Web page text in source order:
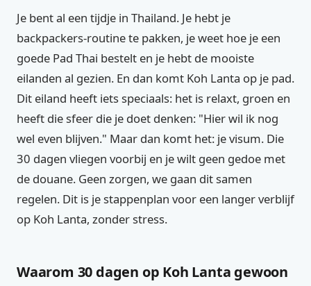
Je bent al een tijdje in Thailand. Je hebt je
backpackers-routine te pakken, je weet hoe je een
goede Pad Thai bestelt en je hebt de mooiste
eilanden al gezien. En dan komt Koh Lanta op je pad.
Dit eiland heeft iets speciaals: het is relaxt, groen en
heeft die sfeer die je doet denken: "Hier wil ik nog
wel even blijven." Maar dan komt het: je visum. Die
30 dagen vliegen voorbij en je wilt geen gedoe met
de douane. Geen zorgen, we gaan dit samen
regelen. Dit is je stappenplan voor een langer verblijf
op Koh Lanta, zonder stress.
Waarom 30 dagen op Koh Lanta gewoon